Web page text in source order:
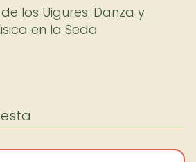
los Uigures: Danza y
en la Seda